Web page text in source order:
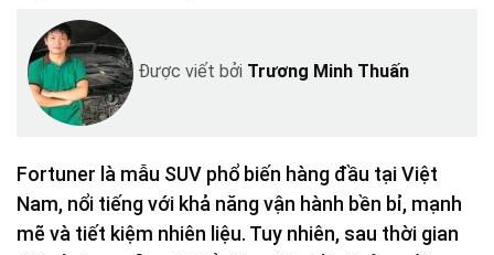
Được viết bởi Trương Minh Thuấn
Fortuner là mẫu SUV phổ biến hàng đầu tại Việt
Nam, nổi tiếng với khả năng vận hành bền bỉ, mạnh
mẽ và tiết kiệm nhiên liệu. Tuy nhiên, sau thời gian